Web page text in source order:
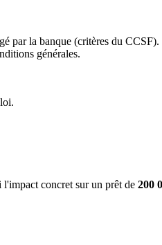
par la banque (critères du CCSF).
générales.
l'impact concret sur un prêt de 200